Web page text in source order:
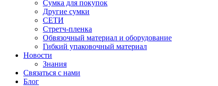
Сумка для покупок
Другие сумки
СЕТИ
Стретч-пленка
Обвязочный материал и оборудование
Гибкий упаковочный материал
Новости
Знания
Связаться с нами
Блог